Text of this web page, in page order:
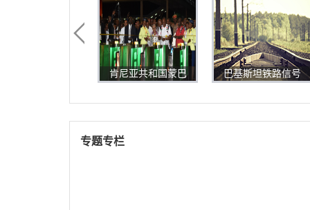
肯尼亚共和国蒙巴
巴基斯坦铁路信号
专题专栏